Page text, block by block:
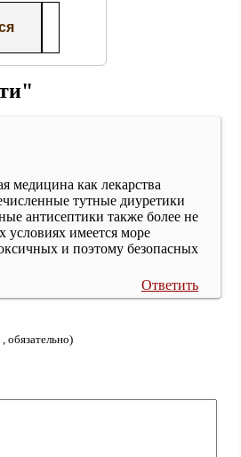
медицина как лекарства
тутные диуретики
антисептики также более не
условиях имеется море
и поэтому безопасных
Ответить
обязательно)